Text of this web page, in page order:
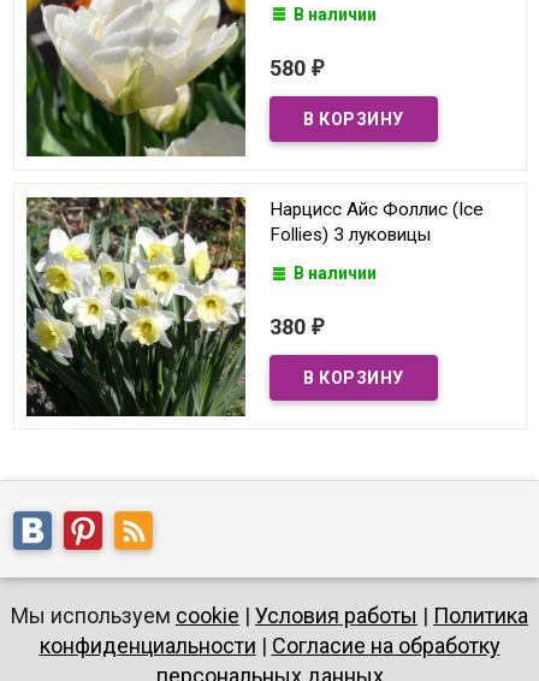
В наличии
580 ₽
Нарцисс Айс Фоллис (Ice
Follies) 3 луковицы
В наличии
380 ₽
Мы используем cookie | Условия работы | Политика
конфиденциальности | Согласие на обработку
персональных данных